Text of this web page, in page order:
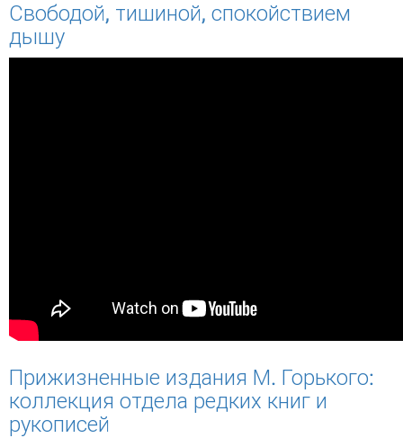
Свободой, тишиной, спокойствием
дышу
Прижизненные издания М. Горького:
коллекция отдела редких книг и
рукописей